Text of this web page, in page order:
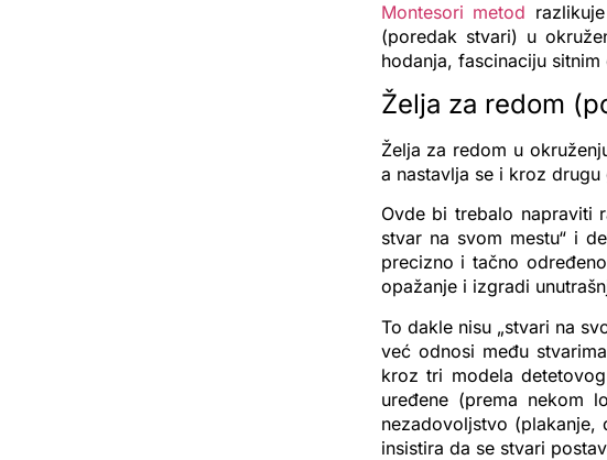
Montesori metod
(poredak stvari) u
hodanja, fascinaciju
Želja za redom
Želja za redom u
a nastavlja se i kroz drugu
Ovde bi trebalo napraviti
stvar na svom mestu“ i
precizno i tačno
opažanje i izgradi
To dakle nisu „stvari na
već odnosi među
kroz tri modela
uređene (prema nekom
nezadovoljstvo (plakanje,
insistira da se stvari